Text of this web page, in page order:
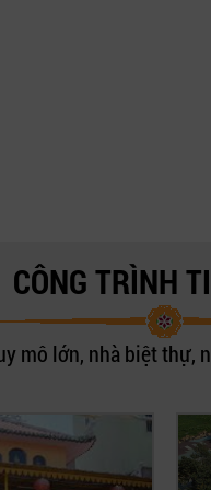
CÔNG TRÌNH
mô lớn, nhà biệt thự,